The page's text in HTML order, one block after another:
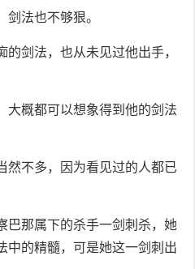
法也不够狠。
剑法，也从未见过他出手，
大概都可以想象得到他的剑法
不多，因为看见过的人都已
巴那属下的杀手一剑刺杀，她
中的精髓，可是她这一剑刺出